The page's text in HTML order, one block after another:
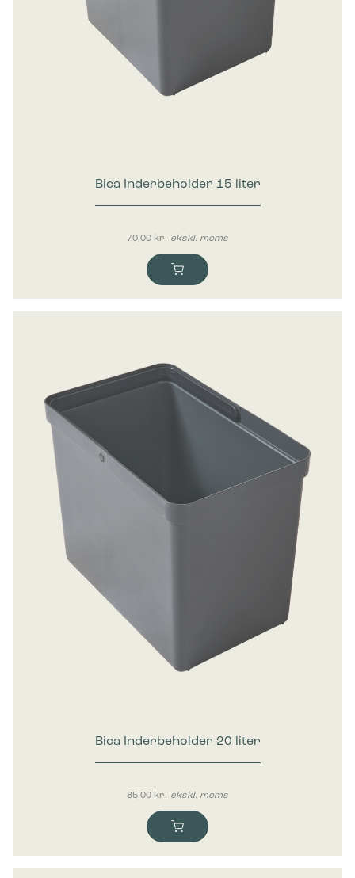
Bica Inderbeholder 15 liter
70,00kr. ekskl. moms
Bica Inderbeholder 20 liter
85,00kr. ekskl. moms